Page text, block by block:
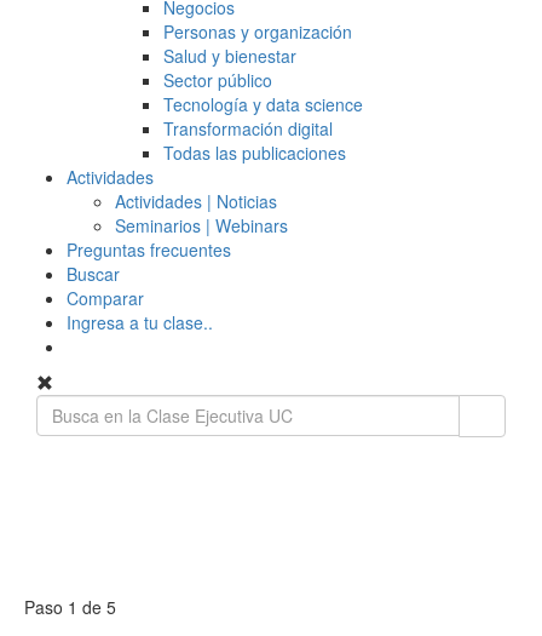
Negocios
Personas y organización
Salud y bienestar
Sector público
Tecnología y data science
Transformación digital
Todas las publicaciones
Actividades
Actividades | Noticias
Seminarios | Webinars
Preguntas frecuentes
Buscar
Comparar
Ingresa a tu clase..
Paso 1 de 5